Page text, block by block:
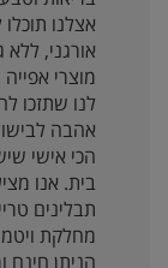
אצלנו
אורגני, ללא
מוצרי
לנו שתזכו
אהבה
הכי אישי
בית. אנו
תבלינים
מחלקת
הניתן חינם